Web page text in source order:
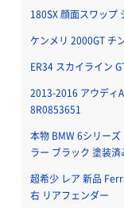
180SX 顔面スワップ
ケンメリ 2000GT チ
ER34 スカイライン
2013-2016 アウディ
8R0853651
本物 BMW 6シリー
ラー ブラック 塗装済
超希少 レア 新品
右 リアフェンダー